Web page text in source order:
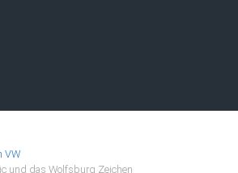
VW
und das Wolfsburg Zeichen